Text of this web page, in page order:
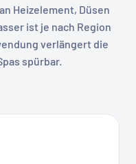
Heizelement, Düsen
ist je nach Region
verlängert die
spürbar.